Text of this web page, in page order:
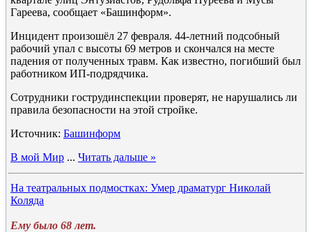
Гареева, сообщает «Башинформ».
Инцидент произошёл 27 февраля. 44-летний подсобный
рабочий упал с высоты 69 метров и скончался на месте
падения от полученных травм. Как известно, погибший был
работником ИП-подрядчика.
Сотрудники гострудинспекции проверят, не нарушались ли
правила безопасности на этой стройке.
Источник: Башинформ
В мой Мир ... Читать дальше »
На театральных подмостках: Умер драматург Николай
Коляда
Ему было 68 лет.